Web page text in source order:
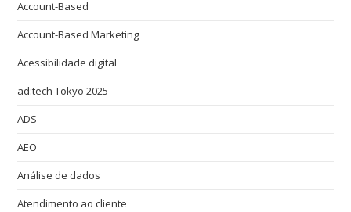
Account-Based
Account-Based Marketing
Acessibilidade digital
ad:tech Tokyo 2025
ADS
AEO
Análise de dados
Atendimento ao cliente